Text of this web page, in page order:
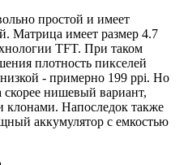
простой и имеет
Матрица имеет размер 4.7
TFT. При таком
плотность пикселей
- примерно 199 ppi. Но
скорее нишевый вариант,
Напоследок также
аккумулятор с емкостью